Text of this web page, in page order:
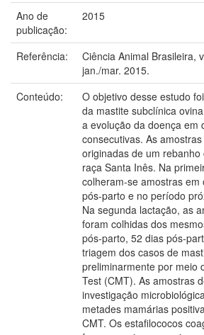
Ano de
publicação:
2015
Referência:
Ciência Animal Brasileira,
jan./mar. 2015.
Conteúdo:
O objetivo desse estudo
da mastite subclínica
a evolução da doença em
consecutivas. As
originadas de um
raça Santa Inês. Na
colheram-se amostras em
pós-parto e no período
Na segunda lactação, as
foram colhidas dos
pós-parto, 52 dias pós-
triagem dos casos de
preliminarmente por meio
Test (CMT). As amostras
investigação
metades mamárias
CMT. Os estafilococos